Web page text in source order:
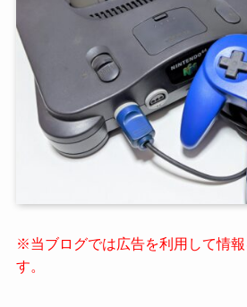
※当ブログでは広告を利用して情報
す。